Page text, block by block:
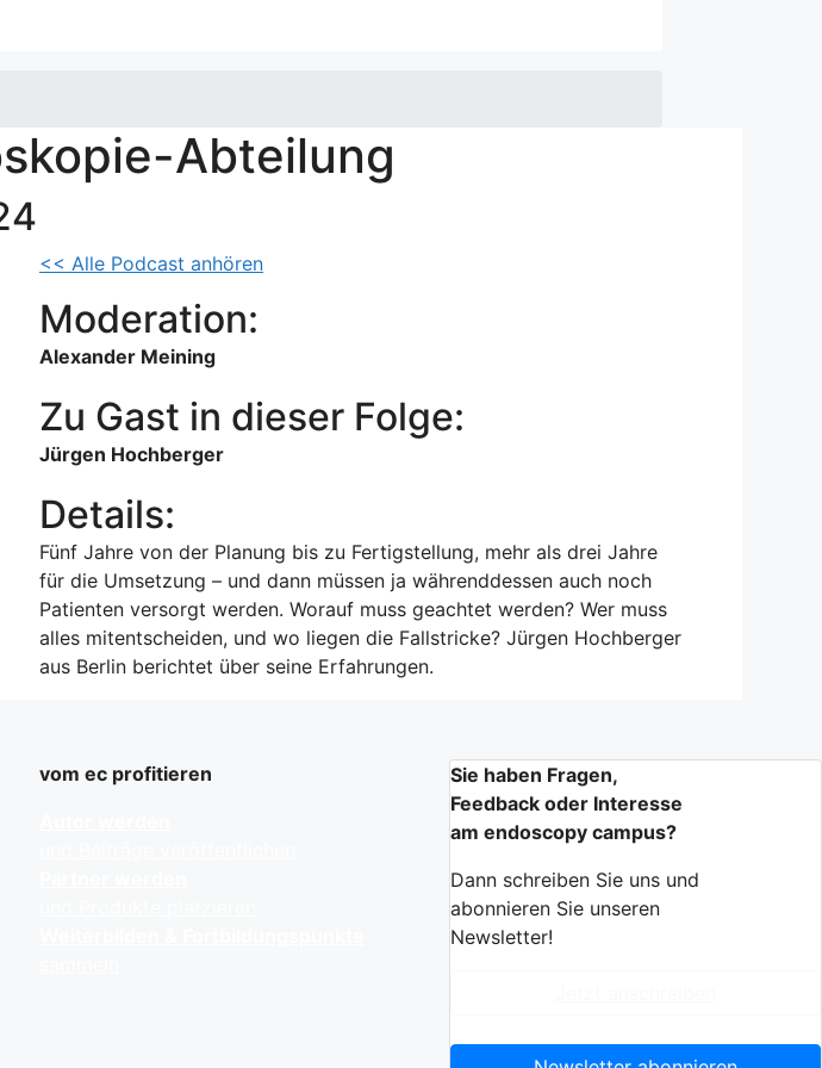
Abteilung
<< Alle Podcast anhören
Moderation:
Alexander Meining
Zu Gast in dieser Folge:
Jürgen Hochberger
Details:
Fünf Jahre von der Planung bis zu Fertigstellung, mehr als drei Jahre
für die Umsetzung – und dann müssen ja währenddessen auch noch
Patienten versorgt werden. Worauf muss geachtet werden? Wer muss
alles mitentscheiden, und wo liegen die Fallstricke? Jürgen Hochberger
aus Berlin berichtet über seine Erfahrungen.
vom ec profitieren
Sie haben Fragen,
Feedback oder Interesse
am endoscopy campus?
Dann schreiben Sie uns und
abonnieren Sie unseren
Newsletter!